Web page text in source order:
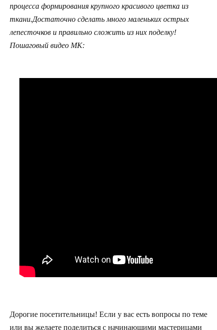
процесса формирования крупного красивого цветка из
ткани.Достаточно сделать много маленьких острых
лепесточков и правильно сложить из них поделку!
Пошаговый видео МК:
Дорогие посетительницы! Если у вас есть вопросы по теме
или вы желаете поделиться с начинающими мастерицами